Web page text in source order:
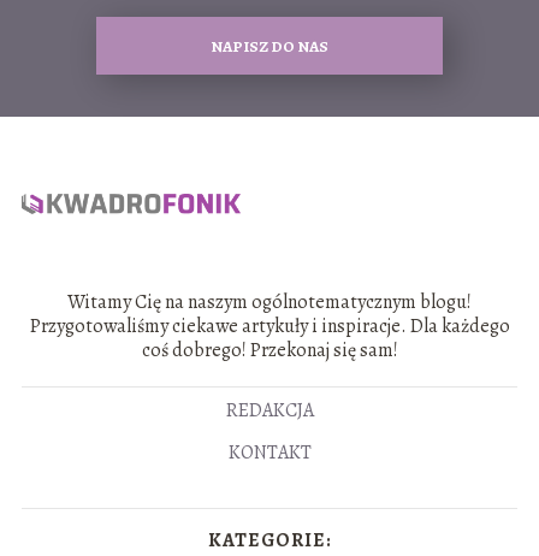
NAPISZ DO NAS
Witamy Cię na naszym ogólnotematycznym blogu!
Przygotowaliśmy ciekawe artykuły i inspiracje. Dla każdego
coś dobrego! Przekonaj się sam!
REDAKCJA
KONTAKT
KATEGORIE: